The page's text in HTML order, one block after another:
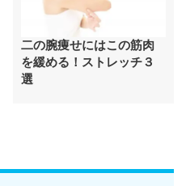
二の腕痩せにはこの筋肉
を緩める！ストレッチ３
選